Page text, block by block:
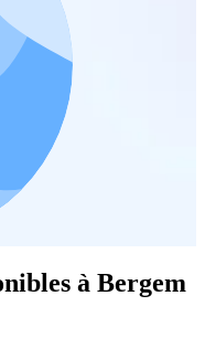
à Bergem